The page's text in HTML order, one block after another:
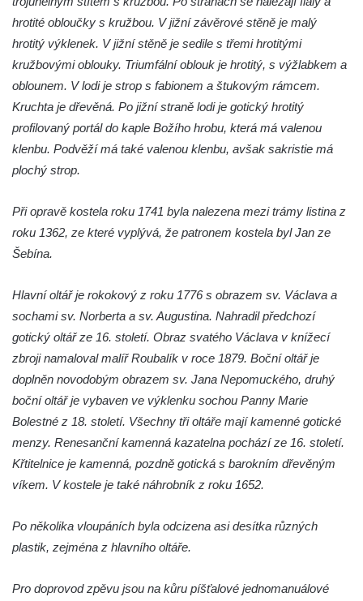
Křížová cesta Římov – XI. kaple – Ježíš
haněn a tupen
Křížová cesta Římov – X. kaple – U
Cedronu
Křížová cesta Římov – IX. kaple – U
chromého žida
Křížová cesta Římov – VIII. kaple – Kristus
Jidášovo
Křížová cesta Římov – VI. kaple – Olivetská
duše
Křížová cesta Římov – III. kaple – Stádní
Křížová cesta Římov – II. kaple – Poslední
večeře Páně
Křížová cesta Římov – I. kaple – Loučení
Ježíše s Pannou Marií
Márnice na hřbitově v Římově
Kaple Panny Marie v Horním Třeboníně
Třebonínem
hrotité obloučky s kružbou. V jižní závěrové stěně je malý
hrotitý výklenek. V jižní stěně je sedile s třemi hrotitými
kružbovými oblouky. Triumfální oblouk je hrotitý, s výžlabkem a
oblounem. V lodi je strop s fabionem a štukovým rámcem.
Kruchta je dřevěná. Po jižní straně lodi je gotický hrotitý
profilovaný portál do kaple Božího hrobu, která má valenou
klenbu. Podvěží má také valenou klenbu, avšak sakristie má
plochý strop.
Při opravě kostela roku 1741 byla nalezena mezi trámy listina z
roku 1362, ze které vyplývá, že patronem kostela byl Jan ze
Šebína.
Hlavní oltář je rokokový z roku 1776 s obrazem sv. Václava a
sochami sv. Norberta a sv. Augustina. Nahradil předchozí
gotický oltář ze 16. století. Obraz svatého Václava v knížecí
zbroji namaloval malíř Roubalík v roce 1879. Boční oltář je
doplněn novodobým obrazem sv. Jana Nepomuckého, druhý
boční oltář je vybaven ve výklenku sochou Panny Marie
Bolestné z 18. století. Všechny tři oltáře mají kamenné gotické
menzy. Renesanční kamenná kazatelna pochází ze 16. století.
Křtitelnice je kamenná, pozdně gotická s barokním dřevěným
víkem. V kostele je také náhrobník z roku 1652.
Po několika vloupáních byla odcizena asi desítka různých
plastik, zejména z hlavního oltáře.
Pro doprovod zpěvu jsou na kůru píšťalové jednomanuálové